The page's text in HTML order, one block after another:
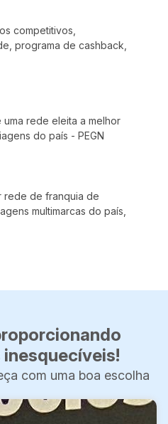
competitivos,
programa de cashback,
rede eleita a melhor
do país - PEGN
rede de franquia de
multimarcas do país,
com uma boa escolha